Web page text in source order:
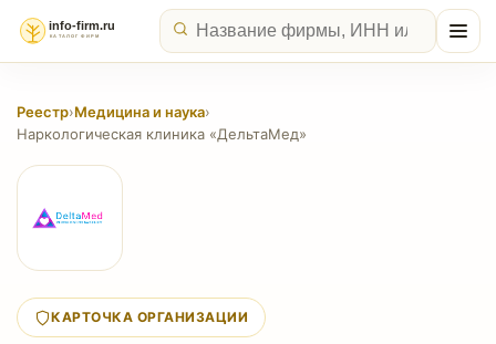
Реестр›Медицина и наука›
Наркологическая клиника «ДельтаМед»
КАРТОЧКА ОРГАНИЗАЦИИ